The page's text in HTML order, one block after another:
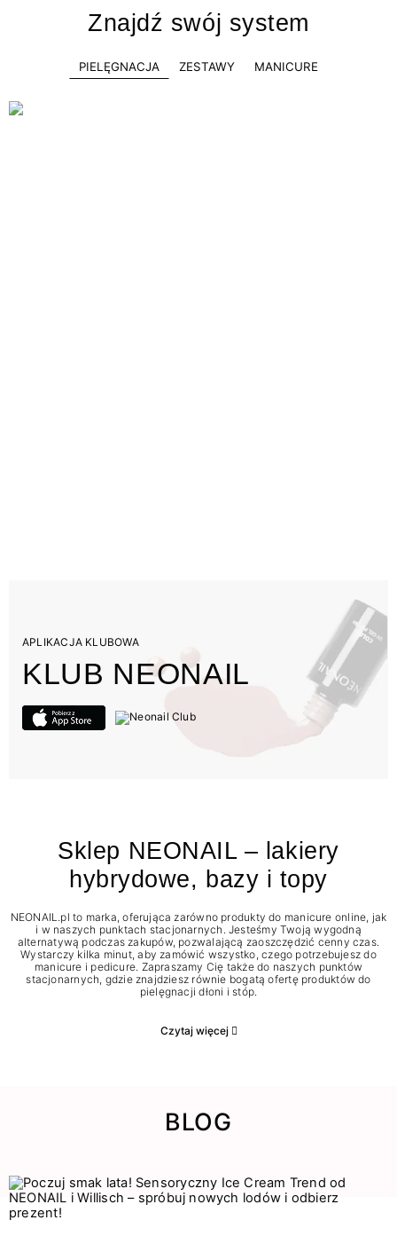
Znajdź swój system
PIELĘGNACJA ZESTAWY MANICURE
APLIKACJA KLUBOWA
KLUB NEONAIL
Sklep NEONAIL – lakiery
hybrydowe, bazy i topy
NEONAIL.pl to marka, oferująca zarówno produkty do manicure online, jak
i w naszych punktach stacjonarnych. Jesteśmy Twoją wygodną
alternatywą podczas zakupów, pozwalającą zaoszczędzić cenny czas.
Wystarczy kilka minut, aby zamówić wszystko, czego potrzebujesz do
manicure i pedicure. Zapraszamy Cię także do naszych punktów
stacjonarnych, gdzie znajdziesz równie bogatą ofertę produktów do
pielęgnacji dłoni i stóp.
Czytaj więcej
BLOG